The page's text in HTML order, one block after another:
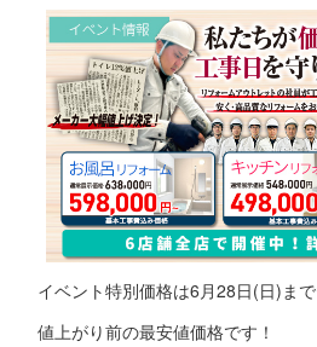
イベント特別価格は6月28日(日)まで
値上がり前の最安値価格です！